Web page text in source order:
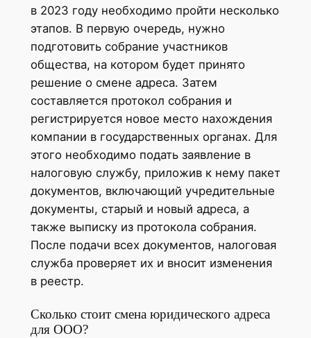
в 2023 году необходимо пройти несколько
этапов. В первую очередь, нужно
подготовить собрание участников
общества, на котором будет принято
решение о смене адреса. Затем
составляется протокол собрания и
регистрируется новое место нахождения
компании в государственных органах. Для
этого необходимо подать заявление в
налоговую службу, приложив к нему пакет
документов, включающий учредительные
документы, старый и новый адреса, а
также выписку из протокола собрания.
После подачи всех документов, налоговая
служба проверяет их и вносит изменения
в реестр.
Сколько стоит смена юридического адреса
для ООО?